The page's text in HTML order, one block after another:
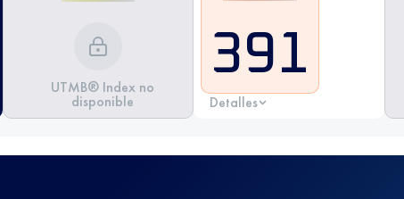
UTMB® Index no
disponible
391
Detalles